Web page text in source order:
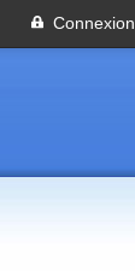
Connexion